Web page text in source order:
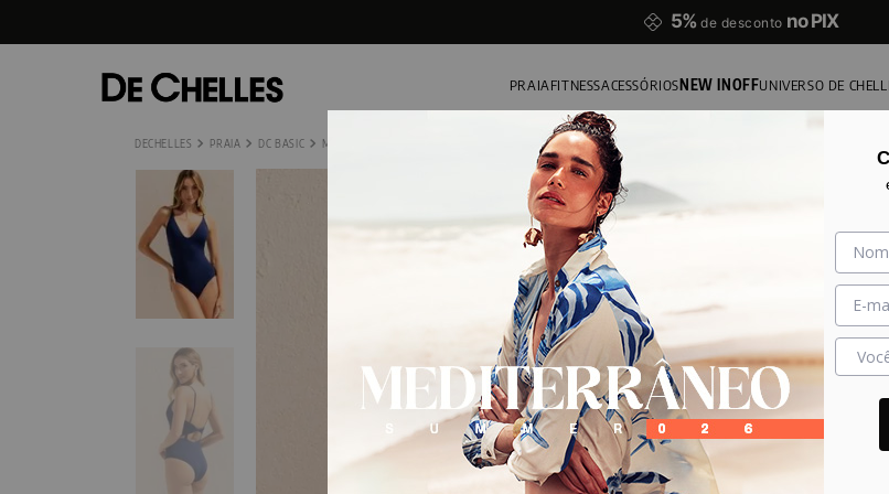
5%de desconto no PIX
PRAIAFITNESSACESSÓRIOSNEW INOFFUNIVERSO DE
PRAIA DC BASIC MAIÔ BÁSICO TORCIDO BB3004MA AZUL MARINHO